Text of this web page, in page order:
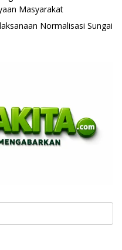
Masyarakat
Normalisasi Sungai